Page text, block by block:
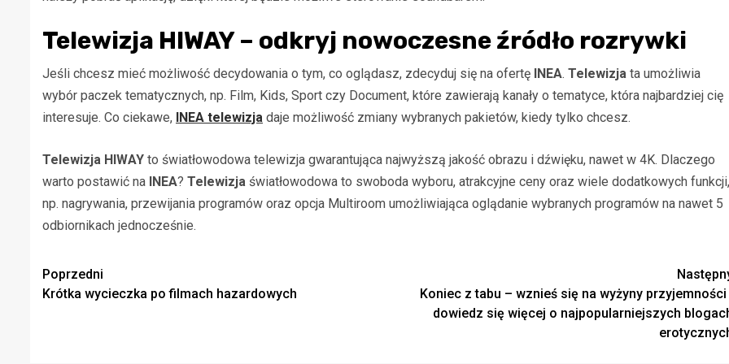
Telewizja HIWAY– odkryj nowoczesne źródło rozrywki
Jeśli chcesz mieć możliwość decydowania o tym, co oglądasz, zdecyduj się na ofertę INEA. Telewizja ta umożliwia
wybór paczek tematycznych, np. Film, Kids, Sport czy Document, które zawierają kanały o tematyce, która najbardziej cię
interesuje. Co ciekawe, INEA telewizja daje możliwość zmiany wybranych pakietów, kiedy tylko chcesz.
Telewizja HIWAY to światłowodowa telewizja gwarantująca najwyższą jakość obrazu i dźwięku, nawet w 4K. Dlaczego
warto postawić na INEA? Telewizja światłowodowa to swoboda wyboru, atrakcyjne ceny oraz wiele dodatkowych funkcji,
np. nagrywania, przewijania programów oraz opcja Multiroom umożliwiająca oglądanie wybranych programów na nawet 5
odbiornikach jednocześnie.
Zobacz
wpisy
Poprzedni
Krótka wycieczka po filmach hazardowych
Koniec z tabu – wznieś się na wyżyny przyjemności
dowiedz się więcej o najpopularniejszych